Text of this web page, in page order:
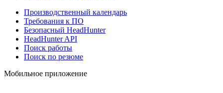
Производственный календарь
Требования к ПО
Безопасный HeadHunter
HeadHunter API
Поиск работы
Поиск по резюме
Мобильное приложение